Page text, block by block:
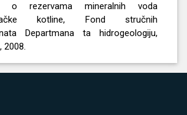
o rezervama mineralnih voda
kotline, Fond stručnih
Departmana ta hidrogeologiju,
2008.